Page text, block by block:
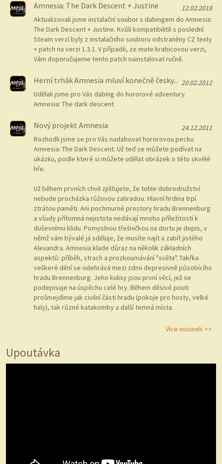
Amnesia: The Dark Descent + Justine
12.02.2018
Aktualizovali jsme instalační soubor s dabingem do Amnesia:
The Dark Descent + Justine. Kvůli kompatibilitě s poslední
Steam verzí byly z instalačního souboru odstraněny CZ texty
+ patch na verzi 1.3.1. V případě, ze mate krabicovou verzi,
Vám doporučujeme tento patch nainstalovat ručně.
Herní trhák Amnesia mluví konečně česky... 20.02.2012
Udělali jsme pro Vás dabing do hororové adventury
Amnesia: The dark descent
Nový projekt Amnesia
24.12.2011
Rozhodli jsme se pro Vás nadabovat hororovou pecku
Amnesia: The Dark Descent. Už teď se můžete podívat na
ukázku, podle které si můžete udělat obrázek o této skvělé
hře.
Už během prvních chvil zjišťujete, že tohle dobrodružství
nebude procházka růžovou zahradou. Hlavní hrdina trpí
ztrátou paměti. Ani pochmurné prostory hradu Brennenburg
a všudy přítomná nejistota nedávají mnoho příležitostí k
duševnímu klidu. Pomyslnou třešničkou na dortu je dopis, v
němž vám bývalé já sděluje, že musíte najít a zabít jistého
Alexandra. Amnesia klade důraz na několik základních
aspektů: příběh, strach a prozkoumávání "světa". Takřka
veškeré dění se odehrává mezi zdmi depresivně působícího
hradu Brennenburg. Jeho kulisy jsou první věcí, jež se
podepisuje na úspěchu celé hry. Během děsivé pouti
prošmejdíme jak civilní části hradu (pokoje pro hosty, velké
haly), tak různé katakomby a další temná místa.
Více novinek >>
Upoutávka